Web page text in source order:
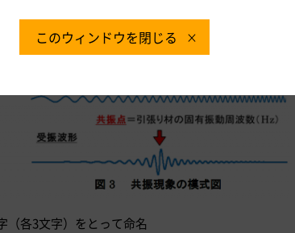
各3文字）をとって命名
このウィンドウを閉じる